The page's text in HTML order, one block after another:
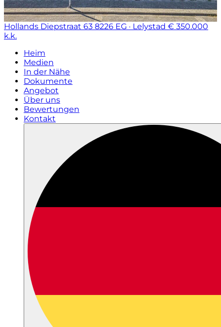
Hollands Diepstraat 63 8226 EG · Lelystad € 350.000
k.k.
Heim
Medien
In der Nähe
Dokumente
Angebot
Über uns
Bewertungen
Kontakt